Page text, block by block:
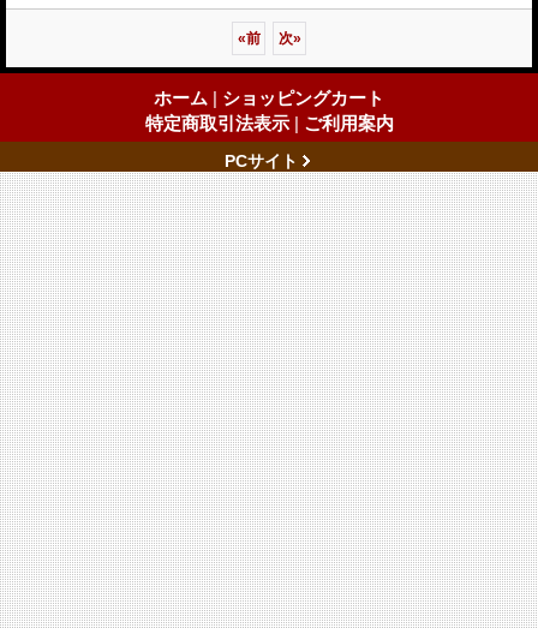
«前 次»
ホーム | ショッピングカート
特定商取引法表示 | ご利用案内
PCサイト